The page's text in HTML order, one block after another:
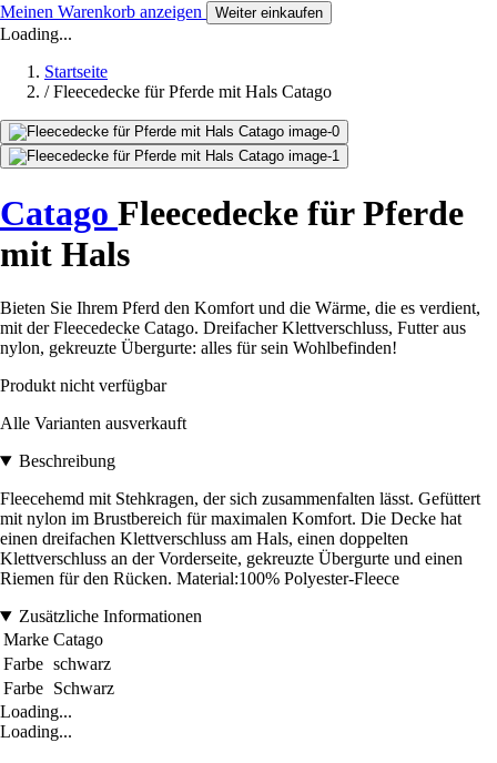
Meinen Warenkorb anzeigen Weiter einkaufen
Loading...
Startseite
/ Fleecedecke für Pferde mit Hals Catago
Catago Fleecedecke für Pferde
mit Hals
Bieten Sie Ihrem Pferd den Komfort und die Wärme, die es verdient,
mit der Fleecedecke Catago. Dreifacher Klettverschluss, Futter aus
nylon, gekreuzte Übergurte: alles für sein Wohlbefinden!
Produkt nicht verfügbar
Alle Varianten ausverkauft
Beschreibung
Fleecehemd mit Stehkragen, der sich zusammenfalten lässt. Gefüttert
mit nylon im Brustbereich für maximalen Komfort. Die Decke hat
einen dreifachen Klettverschluss am Hals, einen doppelten
Klettverschluss an der Vorderseite, gekreuzte Übergurte und einen
Riemen für den Rücken. Material:100% Polyester-Fleece
Zusätzliche Informationen
Marke Catago
Farbe schwarz
Farbe Schwarz
Loading...
Loading...